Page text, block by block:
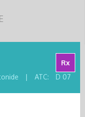
Rx
| ATC:
D 07